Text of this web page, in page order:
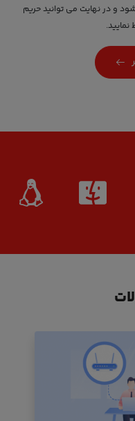
و در نهایت می توانید حریم